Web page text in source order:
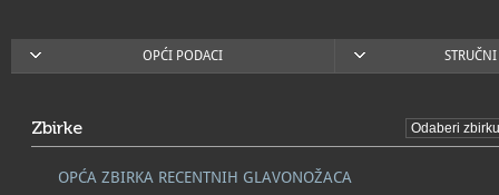
OPĆI PODACI
Zbirke
OPĆA ZBIRKA RECENTNIH GLAVONOŽACA